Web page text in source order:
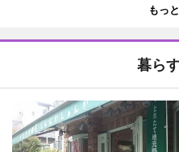
もっ
暮ら